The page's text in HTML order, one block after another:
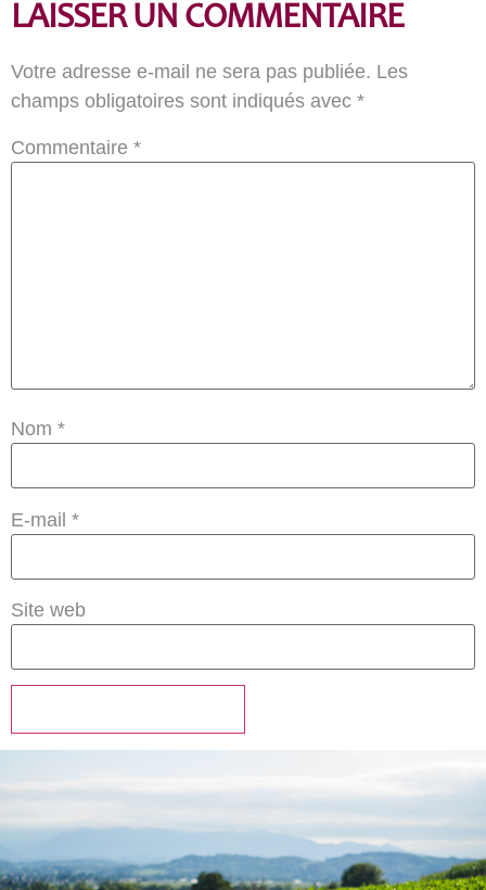
LAISSER UN COMMENTAIRE
Votre adresse e-mail ne sera pas publiée. Les
champs obligatoires sont indiqués avec *
Commentaire *
Nom *
E-mail *
Site web